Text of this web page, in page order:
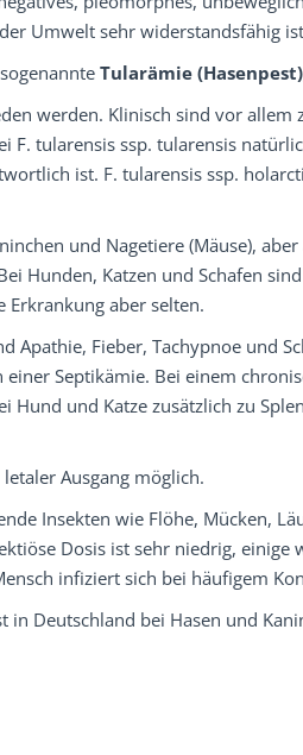
Umwelt sehr widerstandsfähig
Tularämie (Hasenpest)
werden. Klinisch sind vor
F. tularensis ssp. tularensis
ist. F. tularensis ssp.
und Nagetiere (Mäuse),
Hunden, Katzen und Schafen
Erkrankung aber selten.
Apathie, Fieber, Tachypnoe und
Septikämie. Bei einem
Hund und Katze zusätzlich zu
Ausgang möglich.
Insekten wie Flöhe, Mücken,
Dosis ist sehr niedrig, einige
infiziert sich bei häufigem
in Deutschland bei Hasen und